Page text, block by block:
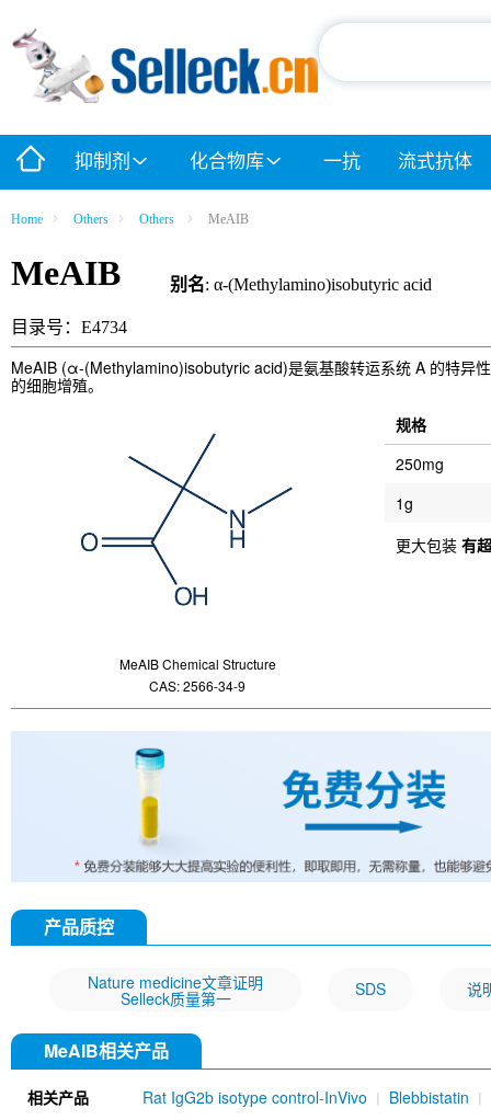
抑制剂 化合物库 一抗 流式抗体
Home Others Others MeAIB
MeAIB 别名: α-(Methylamino)isobutyric acid
目录号：E4734
MeAIB (α-(Methylamino)isobutyric acid)是氨基酸转运系统 A 的特异
的细胞增殖。
MeAIB Chemical Structure
CAS: 2566-34-9
规格
250mg
1g
更大包装 有
产品质控
Nature medicine文章证明
Selleck质量第一 SDS 说
MeAIB相关产品
相关产品 Rat IgG2b isotype control-InVivo
Blebbistatin